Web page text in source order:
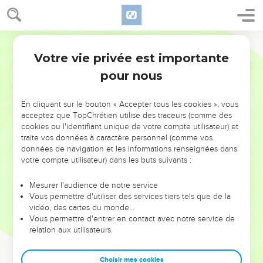
NE MANQUEZ PAS L’ÉVÉNEMENT
DE L’ANNÉE !
ET SI LEURS ERREURS POUVAIENT VOUS ÉVITER LES
VOTRES ?
leur foi ou leur vision. Mais on voit moins les doutes, les erreurs
et les saisons difficiles qu'ils ont traversés, alors même que ce
sont elles qui les ont façonnés.
Dans cette conférence, leaders, entrepreneurs, et responsables
clés pour avancer avec plus de sagesse afin que leurs erreurs
Votre vie privée est importante
pour nous
En cliquant sur le bouton « Accepter tous les cookies », vous
acceptez que TopChrétien utilise des traceurs (comme des
cookies ou l'identifiant unique de votre compte utilisateur) et
traite vos données à caractère personnel (comme vos
données de navigation et les informations renseignées dans
votre compte utilisateur) dans les buts suivants :
Mesurer l'audience de notre service
Vous permettre d'utiliser des services tiers tels que de la
vidéo, des cartes du monde…
Vous permettre d'entrer en contact avec notre service de
relation aux utilisateurs.
Choisir mes cookies